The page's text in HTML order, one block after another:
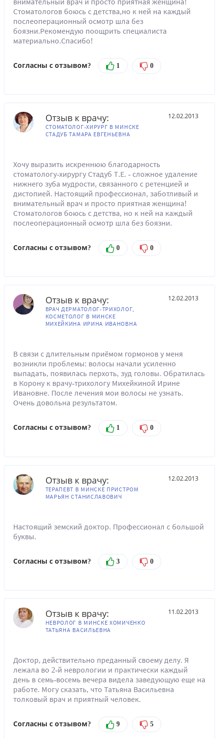
Стоматологов боюсь с детства,но к ней на каждый
послеоперационный осмотр шла без
боязни.Рекомендую поощрить специалиста
материально.Спасибо!
Согласны с отзывом? 1 0
Отзыв к врачу:
СТОМАТОЛОГ-ХИРУРГ В МИНСКЕ
СТАДУБ ТАМАРА ЕВГЕНЬЕВНА
12.02.2013
Хочу выразить искреннюю благодарность
стоматологу-хирургу Стадуб Т.Е. - сложное удаление
нижнего зуба мудрости, связанного с ретенцией и
дистопией. Настоящий профессионал, заботливый и
внимательный врач и просто приятная женщина!
Стоматологов боюсь с детства, но к ней на каждый
послеоперационный осмотр шла без боязни.
Согласны с отзывом? 0 0
Отзыв к врачу:
ВРАЧ ДЕРМАТОЛОГ-ТРИХОЛОГ,
КОСМЕТОЛОГ В МИНСКЕ
МИХЕЙКИНА ИРИНА ИВАНОВНА
12.02.2013
В связи с длительным приёмом гормонов у меня
возникли проблемы: волосы начали усиленно
выпадать, появилась перхоть, зуд головы. Обратилась
в Корону к врачу-трихологу Михейкиной Ирине
Ивановне. После лечения мои волосы не узнать.
Очень довольна результатом.
Согласны с отзывом? 1 0
Отзыв к врачу:
ТЕРАПЕВТ В МИНСКЕ ПРИСТРОМ
МАРЬЯН СТАНИСЛАВОВИЧ
12.02.2013
Настоящий земский доктор. Профессионал с большой
буквы.
Согласны с отзывом? 3 0
Отзыв к врачу:
НЕВРОЛОГ В МИНСКЕ ХОМИЧЕНКО
ТАТЬЯНА ВАСИЛЬЕВНА
11.02.2013
Доктор, действительно преданный своему делу. Я
лежала во 2-й неврологии и практически каждый
день в семь-восемь вечера видела заведующую еще на
работе. Могу сказать, что Татьяна Васильевна
толковый врач и приятный человек.
Согласны с отзывом? 9 5